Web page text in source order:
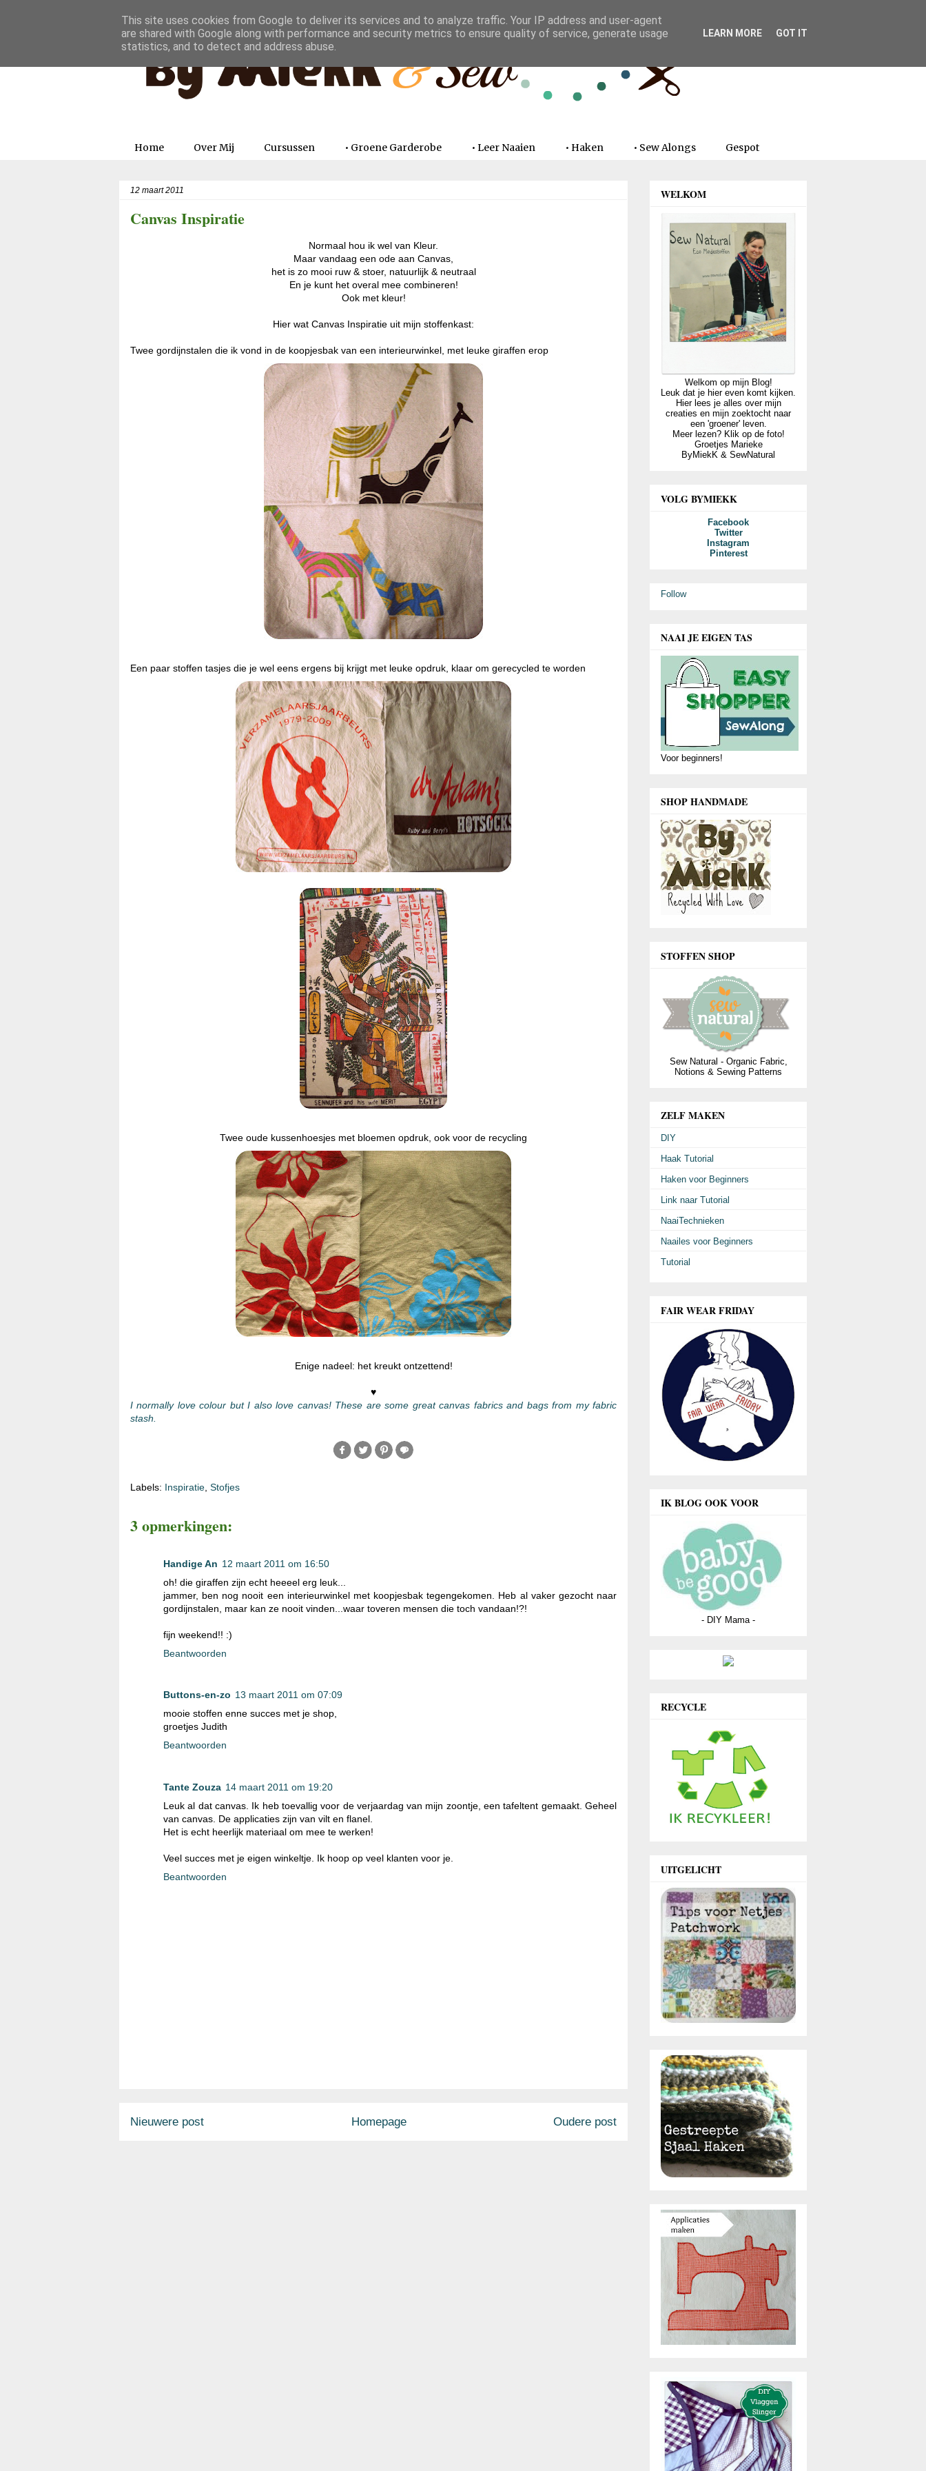
Home Over Mij Cursussen • Groene Garderobe • Leer Naaien • Haken • Sew Alongs Gespot
12 maart 2011
Canvas Inspiratie
Normaal hou ik wel van Kleur.
Maar vandaag een ode aan Canvas,
het is zo mooi ruw & stoer, natuurlijk & neutraal
En je kunt het overal mee combineren!
Ook met kleur!
Hier wat Canvas Inspiratie uit mijn stoffenkast:
Twee gordijnstalen die ik vond in de koopjesbak van een interieurwinkel, met leuke giraffen erop
Een paar stoffen tasjes die je wel eens ergens bij krijgt met leuke opdruk, klaar om gerecycled te worden
Twee oude kussenhoesjes met bloemen opdruk, ook voor de recycling
Enige nadeel: het kreukt ontzettend!
♥
I normally love colour but I also love canvas! These are some great canvas fabrics and bags from my fabric
stash.
Labels: Inspiratie Stofjes
3 opmerkingen:
Handige An 12 maart 2011 om 16:50
oh! die giraffen zijn echt heeeel erg leuk...
jammer, ben nog nooit een interieurwinkel met koopjesbak tegengekomen. Heb al vaker gezocht naar
gordijnstalen, maar kan ze nooit vinden...waar toveren mensen die toch vandaan!?!
fijn weekend!! :)
Beantwoorden
Buttons-en-zo 13 maart 2011 om 07:09
mooie stoffen enne succes met je shop,
groetjes Judith
Beantwoorden
Tante Zouza 14 maart 2011 om 19:20
Leuk al dat canvas. Ik heb toevallig voor de verjaardag van mijn zoontje, een tafeltent gemaakt. Geheel
van canvas. De applicaties zijn van vilt en flanel.
Het is echt heerlijk materiaal om mee te werken!
Veel succes met je eigen winkeltje. Ik hoop op veel klanten voor je.
Beantwoorden
Nieuwere post Oudere post
Homepage
WELKOM
Welkom op mijn Blog!
Leuk dat je hier even komt kijken.
Hier lees je alles over mijn
creaties en mijn zoektocht naar
een 'groener' leven.
Meer lezen? Klik op de foto!
Groetjes Marieke
ByMiekK & SewNatural
VOLG BYMIEKK
Facebook
Twitter
Instagram
Pinterest
Follow
NAAI JE EIGEN TAS
Voor beginners!
SHOP HANDMADE
STOFFEN SHOP
Sew Natural - Organic Fabric,
Notions & Sewing Patterns
ZELF MAKEN
DIY
Haak Tutorial
Haken voor Beginners
Link naar Tutorial
NaaiTechnieken
Naailes voor Beginners
Tutorial
FAIR WEAR FRIDAY
IK BLOG OOK VOOR
- DIY Mama -
RECYCLE
UITGELICHT
This site uses cookies from Google to deliver its services and to analyze traffic. Your IP address and user-agent
are shared with Google along with performance and security metrics to ensure quality of service, generate usage
statistics, and to detect and address abuse.
LEARN MORE GOT IT